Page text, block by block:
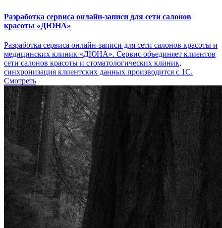
Разработка сервиса онлайн-записи для сети салонов
красоты «ДЮНА»
Разработка сервиса онлайн-записи для сети салонов красоты и
медицинских клиник «ДЮНА». Сервис объединяет клиентов
сети салонов красоты и стоматологических клиник,
синхронизация клиентских данных производится с 1С.
Смотреть